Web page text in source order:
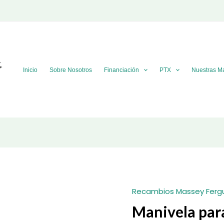
Inicio Sobre Nosotros Financiación PTX Nuestras
Recambios Massey
Manivela